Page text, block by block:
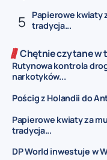
Papierowe kwiaty
tradycja...
Chętnie czytane w
Rutynowa kontrola
narkotyków...
Pościg z Holandii do
Papierowe kwiaty za
tradycja...
DP World inwestuje w